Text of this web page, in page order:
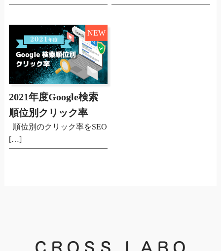
NEW
2021年度Google検索
順位別クリック率
順位別のクリック率をSEO
[…]